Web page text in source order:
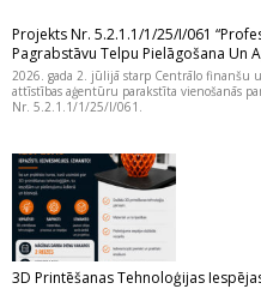
Projekts Nr. 5.2.1.1/1/25/I/061
Pagrabstāvu Telpu Pielāgošana Un
2026. gada 2. jūlijā starp Centrālo
attīstības aģentūru parakstīta vienošanās
Nr. 5.2.1.1/1/25/I/061.
3D Printēšanas Tehnoloģijas